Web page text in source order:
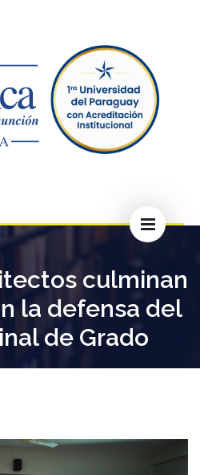
culminan
la defensa del
de Grado